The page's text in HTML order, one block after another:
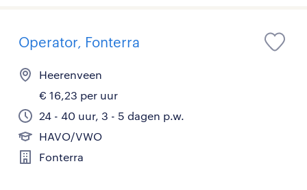
Operator, Fonterra
Heerenveen
€ 16,23 per uur
24 - 40 uur, 3 - 5 dagen p.w.
HAVO/VWO
Fonterra